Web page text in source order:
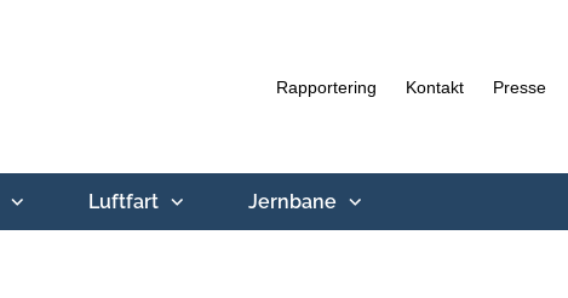
Rapportering Kontakt Presse
Luftfart Jernbane